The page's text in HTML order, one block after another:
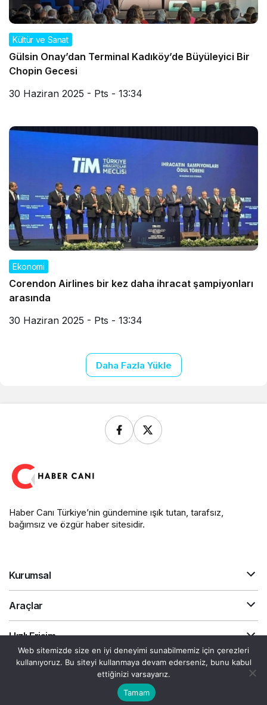
Kültür ve Sanat
Gülsin Onay’dan Terminal Kadıköy’de Büyüleyici Bir
Chopin Gecesi
30 Haziran 2025 - Pts - 13:34
Ekonomi
Corendon Airlines bir kez daha ihracat şampiyonları
arasında
30 Haziran 2025 - Pts - 13:34
Daha Fazla Yükle
Haber Canı Türkiye’nin gündemine ışık tutan, tarafsız,
bağımsız ve özgür haber sitesidir.
Kurumsal
Araçlar
Hızlı Erişim
Akış Canlı Döviz
© Telif Hakkı 2026, Tüm Hakları Saklıdır.
Web sitemizde size en iyi deneyimi sunabilmemiz için çerezleri
kullanıyoruz. Bu siteyi kullanmaya devam ederseniz, bunu kabul
ettiğinizi varsayarız.
Tamam